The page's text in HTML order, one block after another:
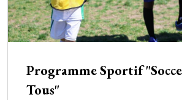
Programme Sportif
Tous"